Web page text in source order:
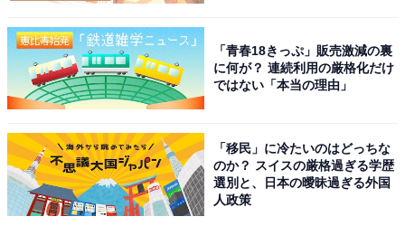
3位はタリーズコーヒー
「青春18きっぷ」販売激減の裏
に何が？ 連続利用の厳格化だけ
ではない「本当の理由」
「移民」に冷たいのはどっちな
のか？ スイスの厳格過ぎる学歴
選別と、日本の曖昧過ぎる外国
人政策